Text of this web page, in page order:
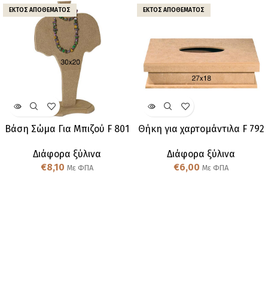
ΕΚΤΌΣ ΑΠΟΘΈΜΑΤΟΣ
Βάση Σώμα Για Μπιζού F 801
Διάφορα ξύλινα
€8,10 Με ΦΠΑ
ΕΚΤΌΣ ΑΠΟΘΈΜΑΤΟΣ
Θήκη για χαρτομάντιλα F 792
Διάφορα ξύλινα
€6,00 Με ΦΠΑ